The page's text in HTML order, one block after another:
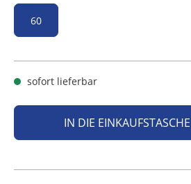
60
sofort lieferbar
IN DIE EINKAUFSTASCHE